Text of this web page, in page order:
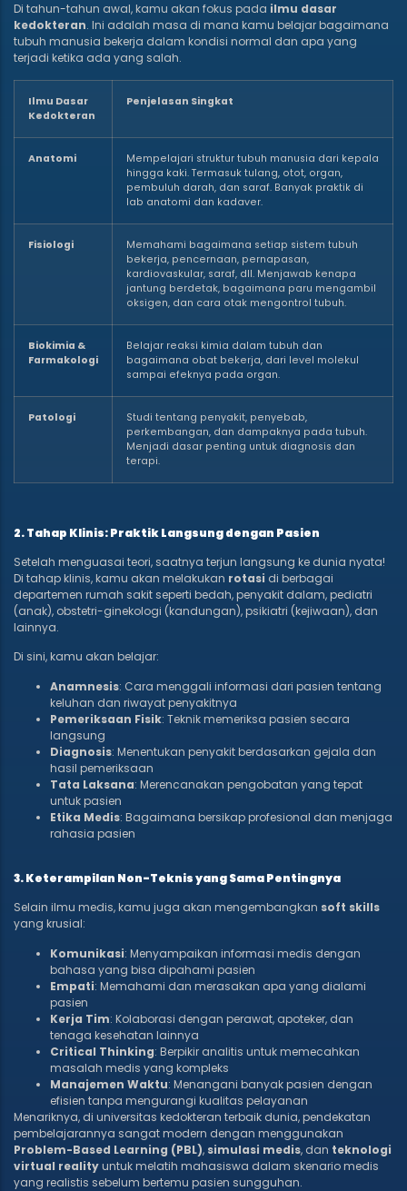
Di tahun-tahun awal, kamu akan fokus pada ilmu dasar
kedokteran. Ini adalah masa di mana kamu belajar bagaimana
tubuh manusia bekerja dalam kondisi normal dan apa yang
terjadi ketika ada yang salah.
Ilmu Dasar
Kedokteran
Penjelasan Singkat
Anatomi
Mempelajari struktur tubuh manusia dari kepala
hingga kaki. Termasuk tulang, otot, organ,
pembuluh darah, dan saraf. Banyak praktik di
lab anatomi dan kadaver.
Fisiologi
Memahami bagaimana setiap sistem tubuh
bekerja, pencernaan, pernapasan,
kardiovaskular, saraf, dll. Menjawab kenapa
jantung berdetak, bagaimana paru mengambil
oksigen, dan cara otak mengontrol tubuh.
Biokimia &
Farmakologi
Belajar reaksi kimia dalam tubuh dan
bagaimana obat bekerja, dari level molekul
sampai efeknya pada organ.
Patologi
Studi tentang penyakit, penyebab,
perkembangan, dan dampaknya pada tubuh.
Menjadi dasar penting untuk diagnosis dan
terapi.
2. Tahap Klinis: Praktik Langsung dengan Pasien
Setelah menguasai teori, saatnya terjun langsung ke dunia nyata!
Di tahap klinis, kamu akan melakukan rotasi di berbagai
departemen rumah sakit seperti bedah, penyakit dalam, pediatri
(anak), obstetri-ginekologi (kandungan), psikiatri (kejiwaan), dan
lainnya.
Di sini, kamu akan belajar:
Anamnesis: Cara menggali informasi dari pasien tentang
keluhan dan riwayat penyakitnya
Pemeriksaan Fisik: Teknik memeriksa pasien secara
langsung
Diagnosis: Menentukan penyakit berdasarkan gejala dan
hasil pemeriksaan
Tata Laksana: Merencanakan pengobatan yang tepat
untuk pasien
Etika Medis: Bagaimana bersikap profesional dan menjaga
rahasia pasien
3. Keterampilan Non-Teknis yang Sama Pentingnya
Selain ilmu medis, kamu juga akan mengembangkan soft skills
yang krusial:
Komunikasi: Menyampaikan informasi medis dengan
bahasa yang bisa dipahami pasien
Empati: Memahami dan merasakan apa yang dialami
pasien
Kerja Tim: Kolaborasi dengan perawat, apoteker, dan
tenaga kesehatan lainnya
Critical Thinking: Berpikir analitis untuk memecahkan
masalah medis yang kompleks
Manajemen Waktu: Menangani banyak pasien dengan
efisien tanpa mengurangi kualitas pelayanan
Menariknya, di universitas kedokteran terbaik dunia, pendekatan
pembelajarannya sangat modern dengan menggunakan
Problem-Based Learning (PBL), simulasi medis, dan teknologi
virtual realityuntuk melatih mahasiswa dalam skenario medis
yang realistis sebelum bertemu pasien sungguhan.